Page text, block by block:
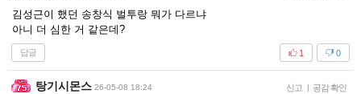
김성근이 했던 송창식 벌투랑 뭐가 다르냐
아니 더 심한 거 같은데?
답글 0
1
탕기시몬스 26-05-08 18:24 신고 | 공감 확인